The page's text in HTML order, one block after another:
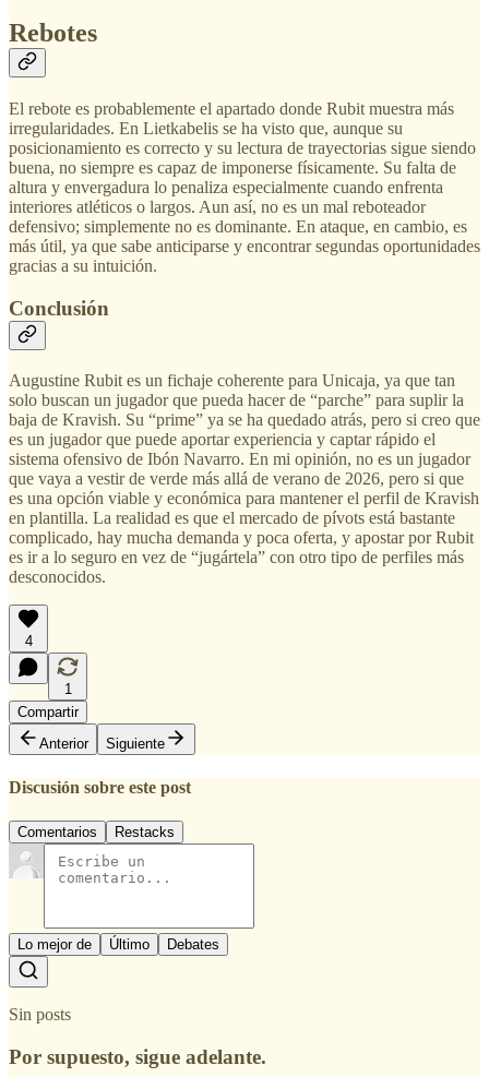
Rebotes
El rebote es probablemente el apartado donde Rubit muestra más
irregularidades. En Lietkabelis se ha visto que, aunque su
posicionamiento es correcto y su lectura de trayectorias sigue siendo
buena, no siempre es capaz de imponerse físicamente. Su falta de
altura y envergadura lo penaliza especialmente cuando enfrenta
interiores atléticos o largos. Aun así, no es un mal reboteador
defensivo; simplemente no es dominante. En ataque, en cambio, es
más útil, ya que sabe anticiparse y encontrar segundas oportunidades
gracias a su intuición.
Conclusión
Augustine Rubit es un fichaje coherente para Unicaja, ya que tan
solo buscan un jugador que pueda hacer de “parche” para suplir la
baja de Kravish. Su “prime” ya se ha quedado atrás, pero si creo que
es un jugador que puede aportar experiencia y captar rápido el
sistema ofensivo de Ibón Navarro. En mi opinión, no es un jugador
que vaya a vestir de verde más allá de verano de 2026, pero si que
es una opción viable y económica para mantener el perfil de Kravish
en plantilla. La realidad es que el mercado de pívots está bastante
complicado, hay mucha demanda y poca oferta, y apostar por Rubit
es ir a lo seguro en vez de “jugártela” con otro tipo de perfiles más
desconocidos.
4
1
Compartir
Anterior
Siguiente
Discusión sobre este post
Comentarios Restacks
Lo mejor de Último Debates
Sin posts
Por supuesto, sigue adelante.